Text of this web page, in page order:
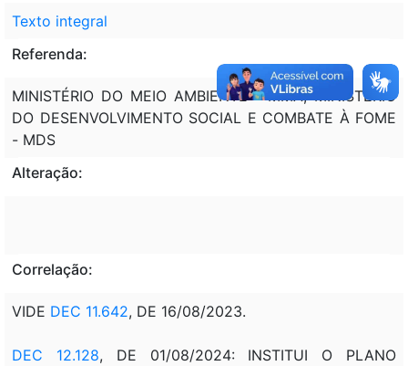
Texto integral
Referenda:
MINISTÉRIO DO MEIO AMBIENTE - MMA; MINISTÉRIO
DO DESENVOLVIMENTO SOCIAL E COMBATE À FOME
- MDS
Alteração:
Correlação:
VIDE DEC 11.642, DE 16/08/2023.
DEC 12.128, DE 01/08/2024: INSTITUI O PLANO